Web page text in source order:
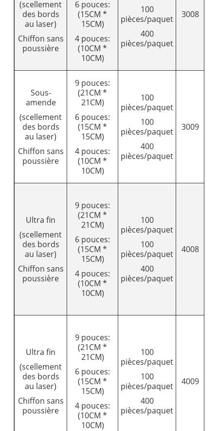
(scellement
des bords
au laser)
Chiffon sans
poussière
6 pouces:
(15CM *
15CM)
4 pouces:
(10CM *
10CM)
100
pièces/paquet
400
pièces/paquet
3008
Sous-
amende
(scellement
des bords
au laser)
Chiffon sans
poussière
9 pouces:
(21CM *
21CM)
6 pouces:
(15CM *
15CM)
4 pouces:
(10CM *
10CM)
100
pièces/paquet
100
pièces/paquet
400
pièces/paquet
3009
Ultra fin
(scellement
des bords
au laser)
Chiffon sans
poussière
9 pouces:
(21CM *
21CM)
6 pouces:
(15CM *
15CM)
4 pouces:
(10CM *
10CM)
100
pièces/paquet
100
pièces/paquet
400
pièces/paquet
4008
Ultra fin
(scellement
des bords
au laser)
Chiffon sans
poussière
9 pouces:
(21CM *
21CM)
6 pouces:
(15CM *
15CM)
4 pouces:
(10CM *
10CM)
100
pièces/paquet
100
pièces/paquet
400
pièces/paquet
4009